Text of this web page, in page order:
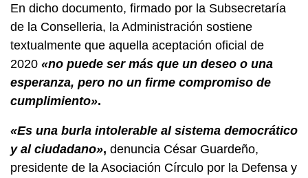
En dicho documento, firmado por la Subsecretaría
de la Conselleria, la Administración sostiene
textualmente que aquella aceptación oficial de
2020 «no puede ser más que un deseo o una
esperanza, pero no un firme compromiso de
cumplimiento».
«Es una burla intolerable al sistema democrático
y al ciudadano», denuncia César Guardeño,
presidente de la Asociación Círculo por la Defensa y